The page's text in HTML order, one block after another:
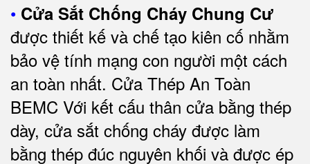
• Cửa Sắt Chống Cháy Chung Cư
được thiết kế và chế tạo kiên cố nhằm
bảo vệ tính mạng con người một cách
an toàn nhất. Cửa Thép An Toàn
BEMC Với kết cấu thân cửa bằng thép
dày, cửa sắt chống cháy được làm
bằng thép đúc nguyên khối và được ép